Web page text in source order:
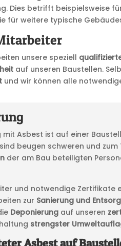
Dies betrifft beispielsweise
für weitere typische
unsere speziell
auf unseren Baustellen.
und wir können alle
mit Asbest ist auf einer
sind beugen schweren und zum
der am Bau beteiligten
und notwendige Zertifikate
zur Sanierung und
Deponierung auf unseren
strengster
Asbest auf